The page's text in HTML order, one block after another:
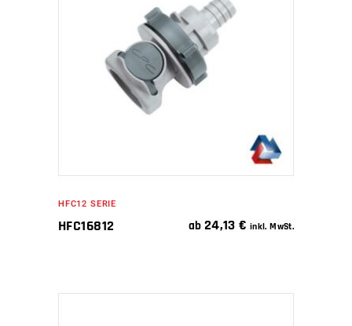
IN DEN WARENKORB
HFC12 SERIE
HFC16812 ab 24,13€ inkl. MwSt.